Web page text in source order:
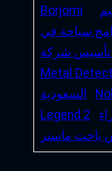
Borjomi
سياحة في
شركة
Metal
السعودية
Legend 2
ياخت ماستر